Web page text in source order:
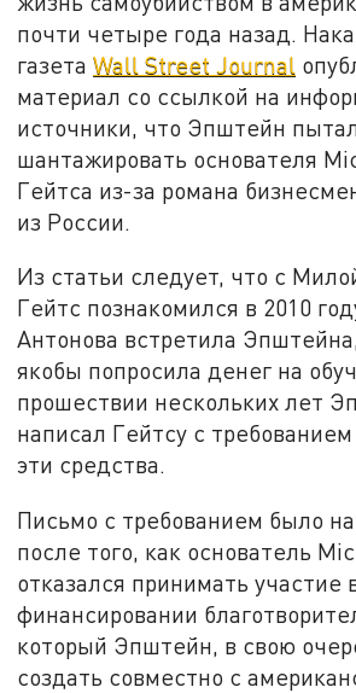
почти четыре года назад.
газетаWall Street Journal
материал со ссылкой на
источники, что Эпштейн
шантажировать основателя
Гейтса из-за романа
из России.
Из статьи следует, что с
Гейтс познакомился в 2010
Антонова встретила
якобы попросила денег на
прошествии нескольких лет
написал Гейтсу с
эти средства.
Письмо с требованием было
после того, как основатель
отказался принимать участие
финансировании
который Эпштейн, в свою
создать совместно с